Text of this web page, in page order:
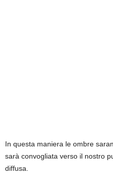
In questa maniera le ombre
sarà convogliata verso il nostro
diffusa.